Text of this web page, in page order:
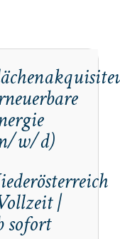
w/d)
|
sofort